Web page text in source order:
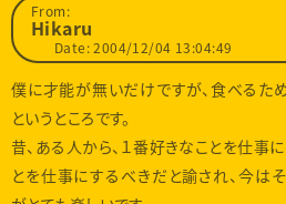
From:
Hikaru
Date: 2004/12/04 13:04:49
僕に才能が無いだけですが、食べるた
というところです。
昔、ある人から、１番好きなことを仕事
とを仕事にするべきだと諭され、今は